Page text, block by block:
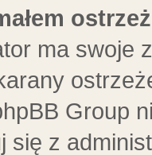
ma swoje
Group
się z